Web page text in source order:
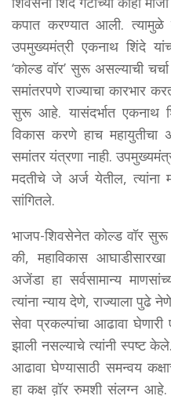
कपात करण्यात आली.
उपमुख्यमंत्री एकनाथ शिंदे
‘कोल्ड वॉर’ सुरू असल्याची
समांतरपणे राज्याचा कारभार
सुरू आहे. यासंदर्भात एकनाथ
विकास करणे हाच महायुतीचा
समांतर यंत्रणा नाही.
मदतीचे जे अर्ज येतील, त्यांना
सांगितले.
भाजप-शिवसेनेत कोल्ड वॉर सुरू
की, महाविकास
अजेंडा हा सर्वसामान्य
त्यांना न्याय देणे, राज्याला पुढे
सेवा प्रकल्पांचा आढावा
झाली नसल्याचे त्यांनी स्पष्ट
आढावा घेण्यासाठी समन्वय
हा कक्ष व़ॉर रुमशी संलग्न आहे.